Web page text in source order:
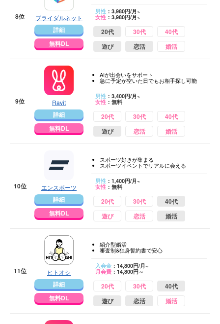
8位 ブライダルネット
詳細
無料DL
男性 ：3,980円/月~
女性 ：3,980円/月~
20代 30代
40代
遊び
恋活 婚活
9位 Ravit
詳細
無料DL
AIが出会いをサポート
急に予定が空いた日でもお相手探し可能
男性 ：3,400円/月~
女性 ：無料
20代 30代
40代
遊び
恋活 婚活
10位 エンスポーツ
詳細
無料DL
スポーツ好きが集まる
スポーツイベントでリアルに会える
男性 ：1,400円/月~
女性 ：無料
20代 30代
40代
遊び
恋活 婚活
11位 ヒトオシ
詳細
無料DL
紹介型婚活
審査制&独身誓約書で安心
入会金 ：14,800円/月~
月会費 ：14,800円～
20代 30代
40代
遊び
恋活 婚活